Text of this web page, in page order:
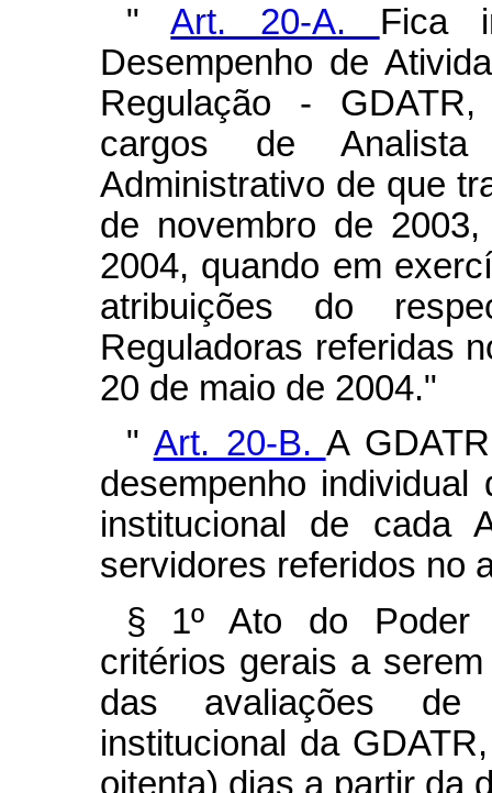
"Art. 20-A. Fica
Desempenho de
Regulação -
cargos de Analista
Administrativo de que
de novembro de
2004, quando em
atribuições do
Reguladoras referidas
20 de maio de 2004."
" Art. 20-B. A
desempenho
institucional de cada
servidores referidos no
§ 1º Ato do Poder
critérios gerais a
das avaliações de
institucional da
oitenta) dias a partir da